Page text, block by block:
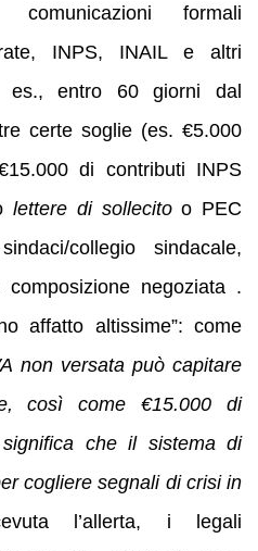
comunicazioni formali
INPS, INAIL e altri
es., entro 60 giorni dal
certe soglie (es. €5.000
di contributi INPS
lettere di sollecitoo PEC
collegio sindacale,
negoziata .
affatto altissime”: come
non versata può capitare
così come €15.000 di
che il sistema di
cogliere segnali di crisi in
l’allerta, i legali